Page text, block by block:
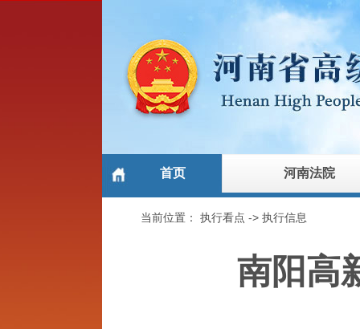
首页 河南法院
当前位置：执行看点 ->执行信息
南阳高